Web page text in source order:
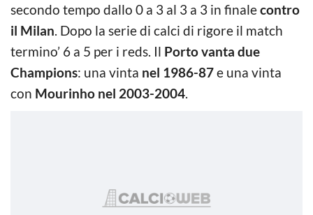
secondo tempo dallo 0 a 3 al 3 a 3 in finalecontro
il Milan. Dopo la serie di calci di rigore il match
termino’ 6 a 5 per i reds. Il Porto vanta due
Champions: una vinta nel 1986-87e una vinta
con Mourinho nel 2003-2004.